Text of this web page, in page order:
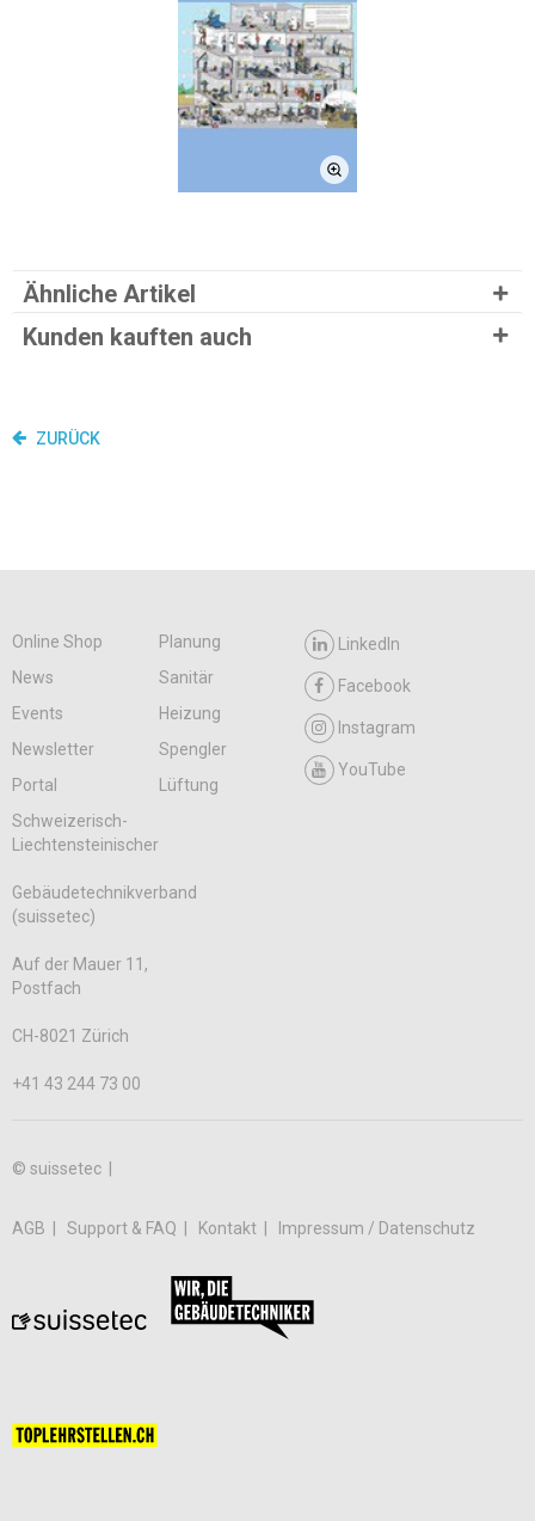
Ähnliche Artikel
Kunden kauften auch
ZURÜCK
Online Shop
Planung
News
Sanitär
Events
Heizung
Newsletter
Spengler
Portal
Lüftung
LinkedIn
Facebook
Instagram
YouTube
Schweizerisch-
Liechtensteinischer
Gebäudetechnikverband
(suissetec)
Auf der Mauer 11,
Postfach
CH-8021 Zürich
+41 43 244 73 00
© suissetec |
AGB Support & FAQ Kontakt Impressum / Datenschutz